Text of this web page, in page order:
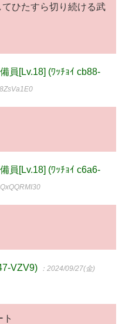
ひたすら切り続ける武
員[Lv.18] (ﾜｯﾁｮｲ cb88-
員[Lv.18] (ﾜｯﾁｮｲ c6a6-
VZV9) ：2024/09/27(金)